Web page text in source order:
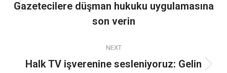
Gazetecilere düşman hukuku uygulamasına
son verin
NEXT
Halk TV işverenine sesleniyoruz: Gelin